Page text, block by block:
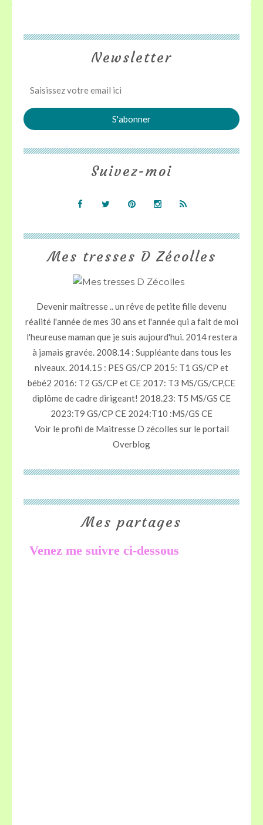
Newsletter
Mes tresses D Zécolles
Devenir maîtresse .. un rêve de petite fille devenu
réalité l'année de mes 30 ans et l'année qui a fait de moi
l'heureuse maman que je suis aujourd'hui. 2014 restera
à jamais gravée. 2008.14 : Suppléante dans tous les
niveaux. 2014.15 : PES GS/CP 2015: T1 GS/CP et
bébé2 2016: T2 GS/CP et CE 2017: T3 MS/GS/CP,CE
diplôme de cadre dirigeant! 2018.23: T5 MS/GS CE
2023:T9 GS/CP CE 2024:T10 :MS/GS CE
Voir le profil de Maitresse D zécolles sur le portail
Overblog
Suivez-moi
Mes partages
Venez me suivre ci-dessous